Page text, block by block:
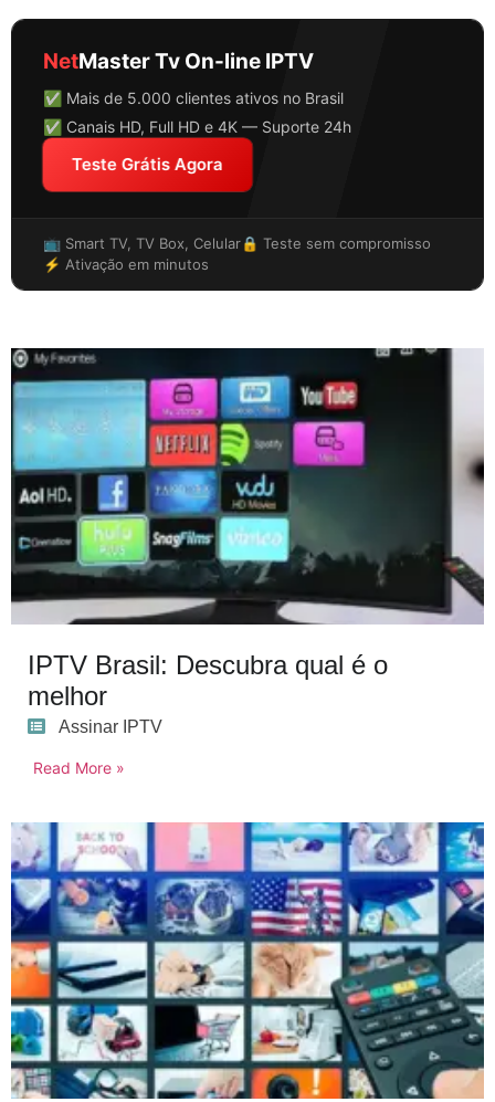
NetMaster Tv On-line IPTV
✅ Mais de 5.000 clientes ativos no Brasil
✅ Canais HD, Full HD e 4K — Suporte 24h
Teste Grátis Agora
📺 Smart TV, TV Box, Celular🔒 Teste sem compromisso
⚡ Ativação em minutos
IPTV Brasil: Descubra qual é o
melhor
Assinar IPTV
Read More »